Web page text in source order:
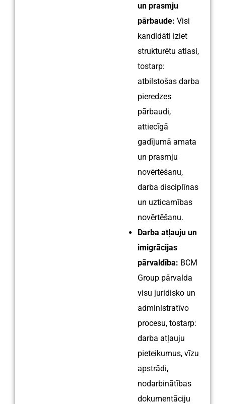
un prasmju
pārbaude: Visi
kandidāti iziet
strukturētu atlasi,
tostarp:
atbilstošas ​​darba
pieredzes
pārbaudi,
attiecīgā
gadījumā amata
un prasmju
novērtēšanu,
darba disciplīnas
un uzticamības
novērtēšanu.
Darba atļauju un
imigrācijas
pārvaldība: BCM
Group pārvalda
visu juridisko un
administratīvo
procesu, tostarp:
darba atļauju
pieteikumus, vīzu
apstrādi,
nodarbinātības
dokumentāciju